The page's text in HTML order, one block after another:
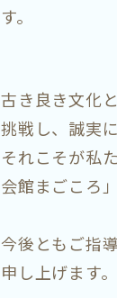
す。
古き良き文化
挑戦し、誠実
それこそが私
会館まごころ」
今後ともご指
申し上げます。